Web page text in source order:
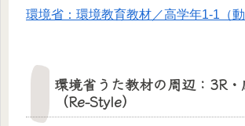
環境省：環境教育教材／高学年1-1（動
環境省うた教材の周辺：3R
（Re-Style）